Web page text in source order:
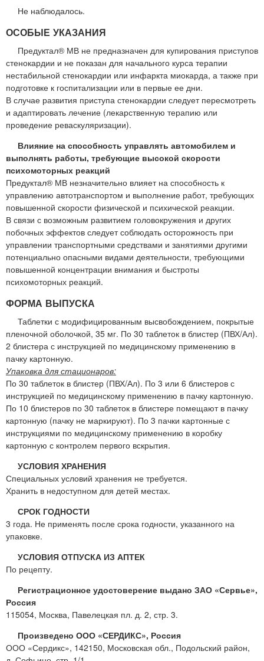
Не наблюдалось.
ОСОБЫЕ УКАЗАНИЯ
Предуктал® МВ не предназначен для купирования приступов
стенокардии и не показан для начального курса терапии
нестабильной стенокардии или инфаркта миокарда, а также при
подготовке к госпитализации или в первые ее дни.
В случае развития приступа стенокардии следует пересмотреть
и адаптировать лечение (лекарственную терапию или
проведение реваскуляризации).
Влияние на способность управлять автомобилем и
выполнять работы, требующие высокой скорости
психомоторных реакций
Предуктал® МВ незначительно влияет на способность к
управлению автотранспортом и выполнение работ, требующих
повышенной скорости физической и психической реакции.
В связи с возможным развитием головокружения и других
побочных эффектов следует соблюдать осторожность при
управлении транспортными средствами и занятиями другими
потенциально опасными видами деятельности, требующими
повышенной концентрации внимания и быстроты
психомоторных реакций.
ФОРМА ВЫПУСКА
Таблетки с модифицированным высвобождением, покрытые
пленочной оболочкой, 35 мг. По 30 таблеток в блистер (ПВХ/Ал).
2 блистера с инструкцией по медицинскому применению в
пачку картонную.
Упаковка для стационаров:
По 30 таблеток в блистер (ПВХ/Ал). По 3 или 6 блистеров с
инструкцией по медицинскому применению в пачку картонную.
По 10 блистеров по 30 таблеток в блистере помещают в пачку
картонную (пачку не маркируют). По 3 пачки картонные с
инструкциями по медицинскому применению в коробку
картонную с контролем первого вскрытия.
УСЛОВИЯ ХРАНЕНИЯ
Специальных условий хранения не требуется.
Хранить в недоступном для детей местах.
СРОК ГОДНОСТИ
3 года. Не применять после срока годности, указанного на
упаковке.
УСЛОВИЯ ОТПУСКА ИЗ АПТЕК
По рецепту.
Регистрационное удостоверение выдано ЗАО «Сервье»,
Россия
115054, Москва, Павелецкая пл. д. 2, стр. 3.
Произведено ООО «СЕРДИКС», Россия
ООО «Сердикс», 142150, Московская обл., Подольский район,